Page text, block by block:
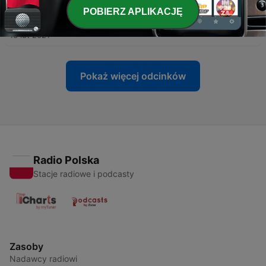
2 - Część 1 | Grajek
13 lut 2021
Pokaż więcej odcinków
Radio Polska
Stacje radiowe i podcasty
Zasoby
Nadawcy radiowi
POBIERZ APLIKACJĘ